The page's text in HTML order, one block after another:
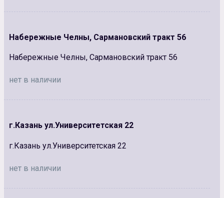
Набережные Челны, Сармановский тракт 56
Набережные Челны, Сармановский тракт 56
нет в наличии
г.Казань ул.Университетская 22
г.Казань ул.Университетская 22
нет в наличии